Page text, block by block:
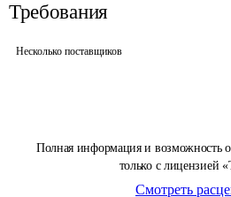
Полная информация и возможность
только с лицензией
Смотреть
Требования
Несколько поставщиков